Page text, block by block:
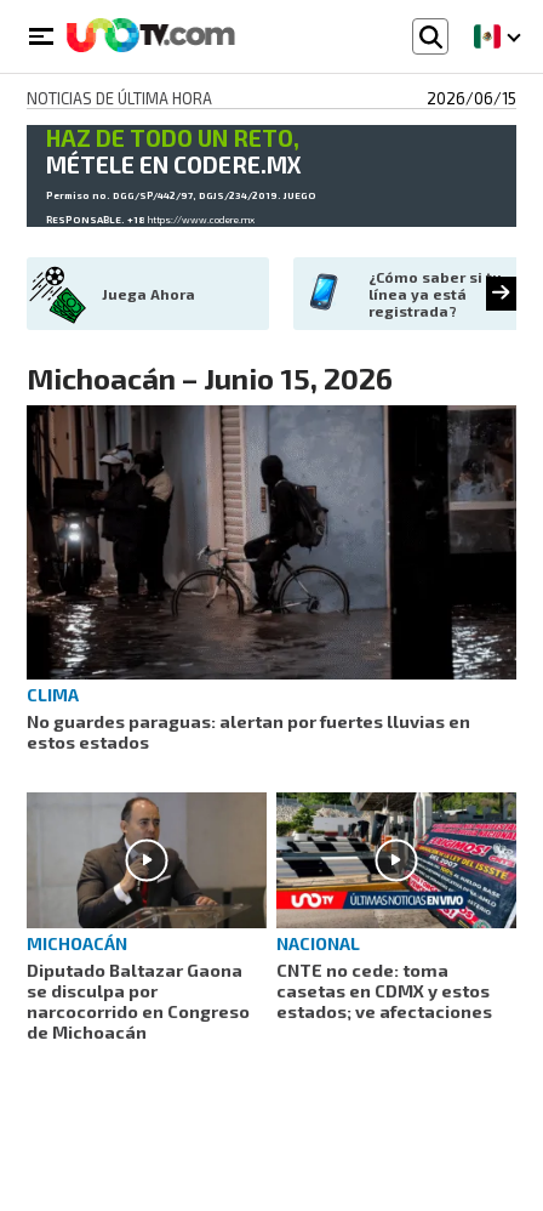
NOTICIAS DE ÚLTIMA HORA 2026/06/15
HAZ DE TODO UN RETO,
MÉTELE EN CODERE.MX
Permiso no. DGG/SP/442/97, DGJS/234/2019. JUEGO
RESPONSABLE. +18https://www.codere.mx
Juega Ahora
¿Cómo saber si tu
línea ya está
registrada?
Michoacán – Junio 15, 2026
CLIMA
No guardes paraguas: alertan por fuertes lluvias en
estos estados
MICHOACÁN
Diputado Baltazar Gaona
se disculpa por
narcocorrido en Congreso
de Michoacán
NACIONAL
CNTE no cede: toma
casetas en CDMX y estos
estados; ve afectaciones